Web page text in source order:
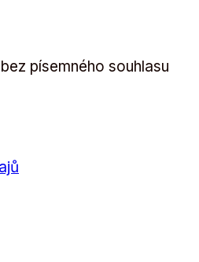
písemného souhlasu